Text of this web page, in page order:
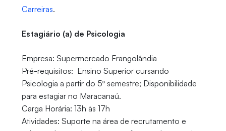
Carreiras.
Estagiário (a) de Psicologia
Empresa: Supermercado Frangolândia
Pré-requisitos: Ensino Superior cursando
Psicologia a partir do 5º semestre; Disponibilidade
para estagiar no Maracanaú.
Carga Horária: 13h às 17h
Atividades: Suporte na área de recrutamento e